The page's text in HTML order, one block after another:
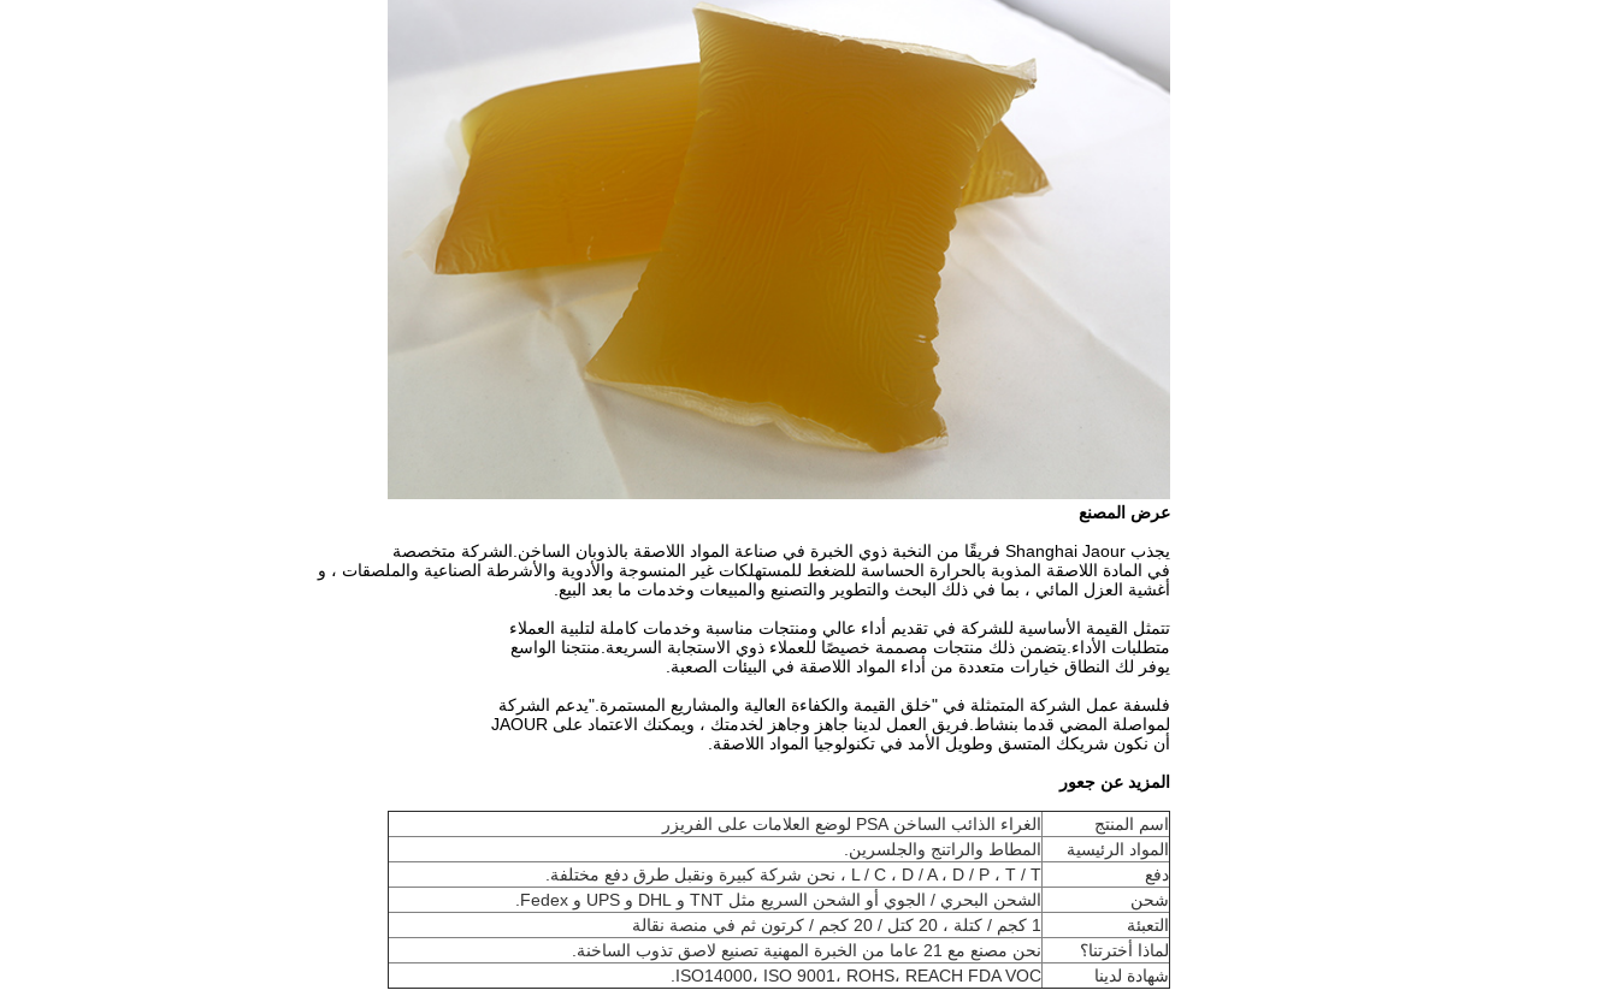
عرض المصنع
يجذب Shanghai Jaour فريقًا من النخبة ذوي الخبرة في صناعة المواد اللاصقة بالذوبان الساخن.الشركة متخصصة
في المادة اللاصقة المذوبة بالحرارة الحساسة للضغط للمستهلكات غير المنسوجة والأدوية والأشرطة الصناعية والملصقات ، و
أغشية العزل المائي ، بما في ذلك البحث والتطوير والتصنيع والمبيعات وخدمات ما بعد البيع.
تتمثل القيمة الأساسية للشركة في تقديم أداء عالي ومنتجات مناسبة وخدمات كاملة لتلبية العملاء
متطلبات الأداء.يتضمن ذلك منتجات مصممة خصيصًا للعملاء ذوي الاستجابة السريعة.منتجنا الواسع
يوفر لك النطاق خيارات متعددة من أداء المواد اللاصقة في البيئات الصعبة.
فلسفة عمل الشركة المتمثلة في "خلق القيمة والكفاءة العالية والمشاريع المستمرة."يدعم الشركة
لمواصلة المضي قدما بنشاط.فريق العمل لدينا جاهز وجاهز لخدمتك ، ويمكنك الاعتماد على JAOUR
أن نكون شريكك المتسق وطويل الأمد في تكنولوجيا المواد اللاصقة.
المزيد عن جعور
اسم المنتج
الغراء الذائب الساخن PSA لوضع العلامات على الفريزر
المواد الرئيسية
المطاط والراتنج والجلسرين.
دفع
L / C ، D / A ، D / P ، T / T ، نحن شركة كبيرة ونقبل طرق دفع مختلفة.
شحن
الشحن البحري / الجوي أو الشحن السريع مثل TNT و DHL و UPS و Fedex.
التعبئة
1 كجم / كتلة ، 20 كتل / 20 كجم / كرتون ثم في منصة نقالة
لماذا أخترتنا؟
نحن مصنع مع 21 عاما من الخبرة المهنية تصنيع لاصق تذوب الساخنة.
شهادة لدينا
ISO14000، ISO 9001، ROHS، REACH FDA VOC.